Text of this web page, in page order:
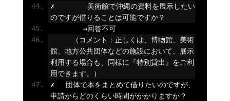
✗
美術館で沖縄の資料を展示したい
のですが借りることは可能ですか？
→回答不可
（コメント：正しくは、博物館、美術
館、地方公共団体などの施設において、展示
利用する場合も、同様に『特別貸出』をご利
用できます。）
✗
団体で本をまとめて借りたいのですが、
申請からどのくらい時間がかかりますか？